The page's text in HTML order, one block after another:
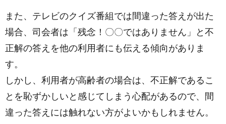
また、テレビのクイズ番組では間違った答えが出た
場合、司会者は「残念！〇〇ではありません」と不
正解の答えを他の利用者にも伝える傾向がありま
す。
しかし、利用者が高齢者の場合は、不正解であるこ
とを恥ずかしいと感じてしまう心配があるので、間
違った答えには触れない方がよいかもしれません。